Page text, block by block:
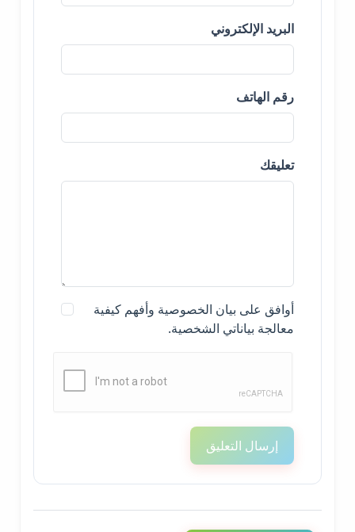
البريد الإلكتروني
رقم الهاتف
تعليقك
أوافق على بيان الخصوصية وأفهم كيفية
معالجة بياناتي الشخصية.
إرسال التعليق